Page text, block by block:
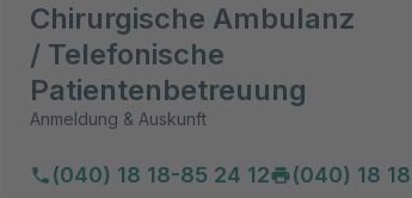
Chirurgische Ambulanz
/ Telefonische
Patientenbetreuung
Anmeldung & Auskunft
(040) 18 18-85 24 12 (040) 18